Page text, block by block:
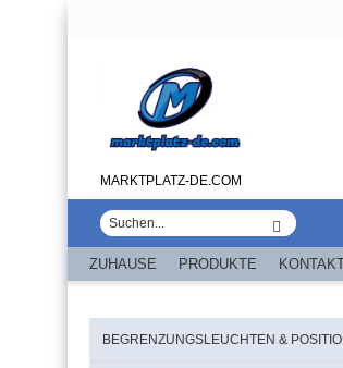
MARKTPLATZ-DE.COM
ZUHAUSE PRODUKTE
BEGRENZUNGSLEUCHTEN &